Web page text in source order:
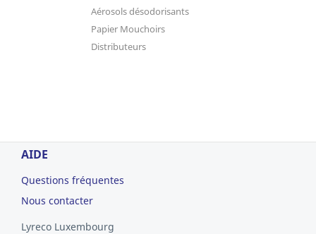
Aérosols désodorisants
Papier Mouchoirs
Distributeurs
AIDE
Questions fréquentes
Nous contacter
Lyreco Luxembourg